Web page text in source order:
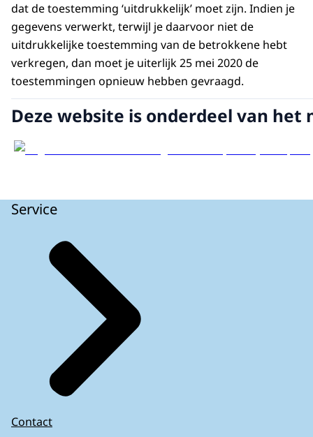
dat de toestemming ‘uitdrukkelijk’ moet zijn. Indien je
gegevens verwerkt, terwijl je daarvoor niet de
uitdrukkelijke toestemming van de betrokkene hebt
verkregen, dan moet je uiterlijk 25 mei 2020 de
toestemmingen opnieuw hebben gevraagd.
Deze website is onderdeel van
Service
Contact